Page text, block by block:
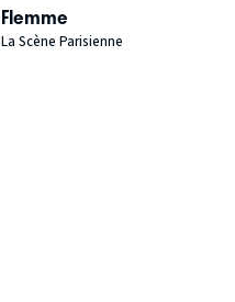
Flemme
La Scène Parisienne